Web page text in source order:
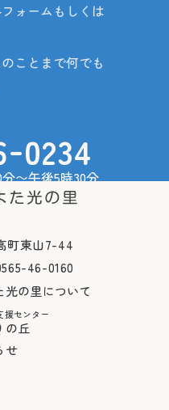
ォームもしくは
ことまで何でも
-0234
〜午後5時30分
合わせ
町東山7-44
46-0160
光の里について
援センター
の丘
せ